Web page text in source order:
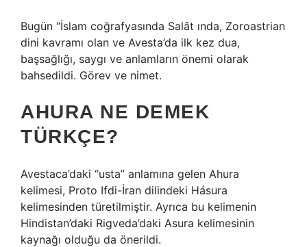
Bugün “İslam coğrafyasında Salât ında, Zoroastrian
dini kavramı olan ve Avesta’da ilk kez dua,
başsağlığı, saygı ve anlamların önemi olarak
bahsedildi. Görev ve nimet.
AHURA NE DEMEK
TÜRKÇE?
Avestaca’daki “usta” anlamına gelen Ahura
kelimesi, Proto Ifdi-İran dilindeki Hásura
kelimesinden türetilmiştir. Ayrıca bu kelimenin
Hindistan’daki Rigveda’daki Asura kelimesinin
kaynağı olduğu da önerildi.